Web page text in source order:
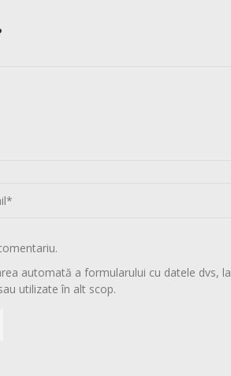
automată a formularului cu datele dvs, la
utilizate în alt scop.